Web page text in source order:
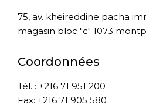
75, av. kheireddine pacha
magasin bloc "c" 1073
Coordonnées
Tél. : +216 71 951 200
Fax: +216 71 905 580